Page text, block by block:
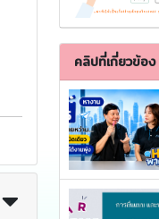
คลิปที่เกี่ยวข้อง